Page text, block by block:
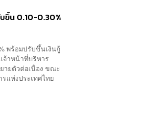
ขึ้น 0.10-0.30%
พร้อมปรับขึ้นเงินกู้
าหน้าที่บริหาร
ายตัวต่อเนื่อง ขณะ
แห่งประเทศไทย